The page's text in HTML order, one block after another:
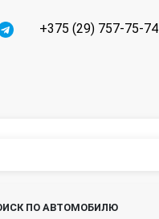
+375 (29) 757-75-74
ПО АВТОМОБИЛЮ